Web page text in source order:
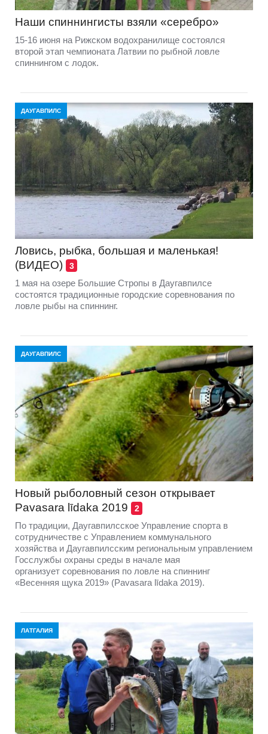
Наши спиннингисты взяли «серебро»
15-16 июня на Рижском водохранилище состоялся
второй этап чемпионата Латвии по рыбной ловле
спиннингом с лодок.
ДАУГАВПИЛС
Ловись, рыбка, большая и маленькая!
(ВИДЕО)
3
1 мая на озере Большие Стропы в Даугавпилсе
состоятся традиционные городские соревнования по
ловле рыбы на спиннинг.
ДАУГАВПИЛС
Новый рыболовный сезон открывает
Pavasara līdaka 2019
2
По традиции, Даугавпилсское Управление спорта в
сотрудничестве с Управлением коммунального
хозяйства и Даугавпилсским региональным управлением
Госслужбы охраны среды в начале мая
организует соревнования по ловле на спиннинг
«Весенняя щука 2019» (Pavasara līdaka 2019).
ЛАТГАЛИЯ